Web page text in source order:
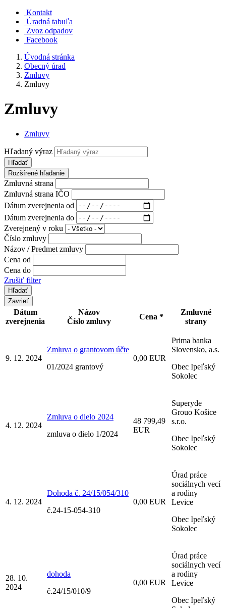
Kontakt
Úradná tabuľa
Zvoz odpadov
Facebook
Úvodná stránka
Obecný úrad
Zmluvy
Zmluvy
Zmluvy
Zmluvy
Hľadaný výraz
Hľadať
Rozšírené hľadanie
Zmluvná strana
Zmluvná strana IČO
Dátum zverejnenia od
Dátum zverejnenia do
Zverejnený v roku
Číslo zmluvy
Názov / Predmet zmluvy
Cena od
Cena do
Zrušiť filter
Zavrieť
Dátum
zverejnenia
Názov
Číslo zmluvy
Cena *
Zmluvné
strany
9. 12. 2024
Zmluva o grantovom účte
01/2024 grantový
0,00 EUR
Prima banka
Slovensko, a.s.
Obec Ipeľský
Sokolec
4. 12. 2024
Zmluva o dielo 2024
zmluva o dielo 1/2024
48 799,49
EUR
Superyde
Grouo Košice
s.r.o.
Obec Ipeľský
Sokolec
4. 12. 2024
Dohoda č. 24/15/054/310
č.24-15-054-310
0,00 EUR
Úrad práce
sociálnych vecí
a rodiny
Levice
Obec Ipeľský
Sokolec
28. 10.
2024
dohoda
č.24/15/010/9
0,00 EUR
Úrad práce
sociálnych vecí
a rodiny
Levice
Obec Ipeľský